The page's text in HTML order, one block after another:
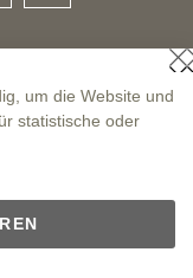
um die Website und
statistische oder